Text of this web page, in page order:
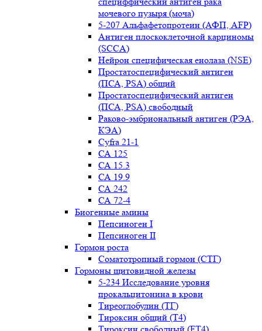
мочевого пузыря (моча)
5-207 Альфафетопротеин (АФП, AFP)
Антиген плоскоклеточной карциномы
(SCCA)
Нейрон специфическая енолаза (NSE)
Простатоспецифический антиген
(ПСА, PSA) общий
Простатоспецифический антиген
(ПСА, PSA) свободный
Раково-эмбриональный антиген (РЭА,
КЭА)
Сyfra 21-1
СА 125
СА 15.3
СА 19.9
СА 242
СА 72-4
Биогенные амины
Пепсиноген I
Пепсиноген II
Гормон роста
Соматотропный гормон (СТГ)
Гормоны щитовидной железы
5-234 Исследование уровня
прокальцитонина в крови
Тиреоглобулин (ТГ)
Тироксин общий (Т4)